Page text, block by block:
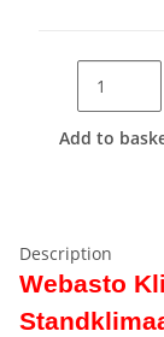
Add to
Description
Webasto